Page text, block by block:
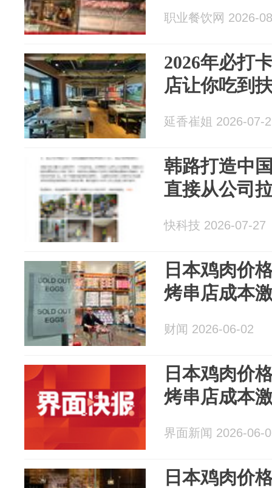
职业餐饮网 2026-
2026年必打
店让你吃到
延香崔姐 2026-07-
韩路打造中
直接从公司
快科技 2026-07-27
日本鸡肉价
烤串店成本
财闻 2026-06-02
日本鸡肉价
烤串店成本
界面新闻 2026-06-
日本鸡肉价